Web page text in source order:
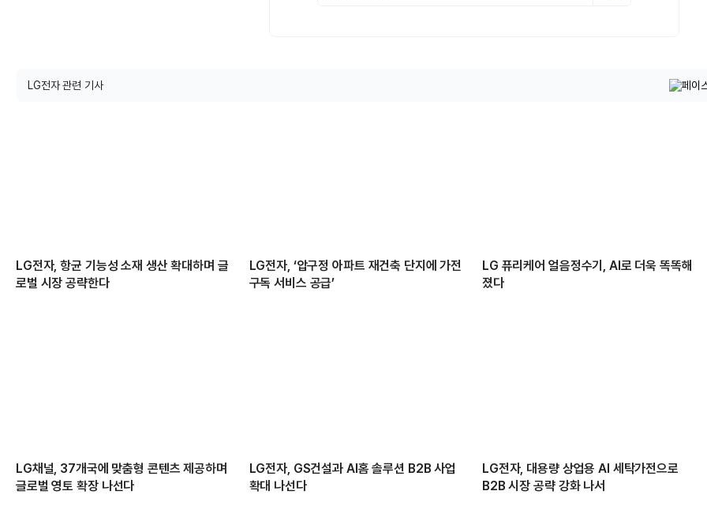
LG전자 관련 기사
LG전자, 항균 기능성 소재 생산 확대하며 글
로벌 시장 공략한다
LG전자, ‘압구정 아파트 재건축 단지에 가전
구독 서비스 공급’
LG 퓨리케어 얼음정수기, AI로 더욱 똑똑해
졌다
LG채널, 37개국에 맞춤형 콘텐츠 제공하며
글로벌 영토 확장 나선다
LG전자, GS건설과 AI홈 솔루션 B2B 사업
확대 나선다
LG전자, 대용량 상업용 AI 세탁가전으로
B2B 시장 공략 강화 나서